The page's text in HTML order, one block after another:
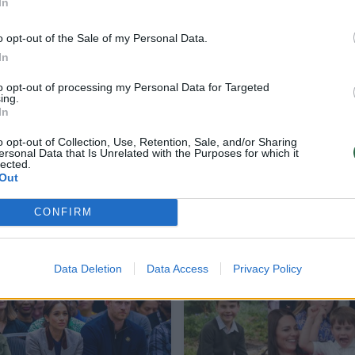
opt-out of the Sale of my Personal Data.
opt-out of processing my Personal Data for Targeted
opt-out of Collection, Use, Retention, Sale, and/or Sharing
Data that Is Unrelated with the Purposes for which it
CONFIRM
Data Deletion Data Access Privacy Policy
laikomas J. Bezozas vestuvėms jau
Venecijos viešbučiuose – Amano
ir Holivudo žvaigždės, tokios kaip Oprah
Streisand, Leonardo DiCaprio, Billas Gatesas,